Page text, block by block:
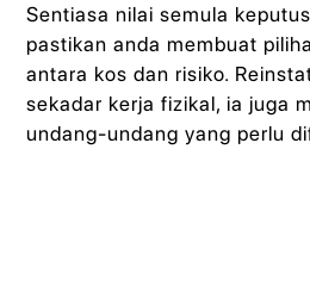
Sentiasa nilai semula
pastikan anda membuat
antara kos dan risiko.
sekadar kerja fizikal, ia juga
undang-undang yang perlu